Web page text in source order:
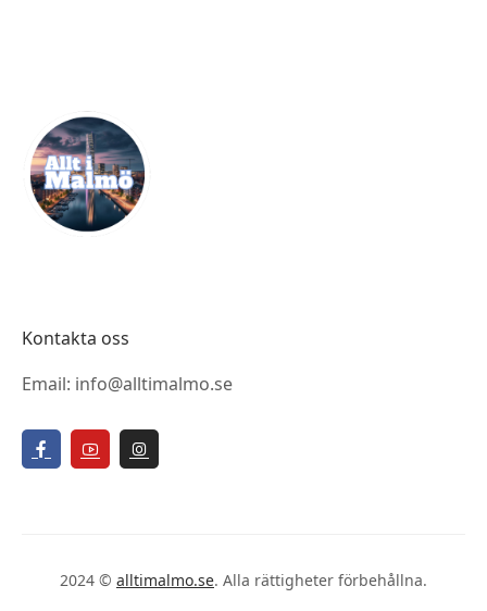
Kontakta oss
Email: info@alltimalmo.se
2024 © alltimalmo.se. Alla rättigheter förbehållna.